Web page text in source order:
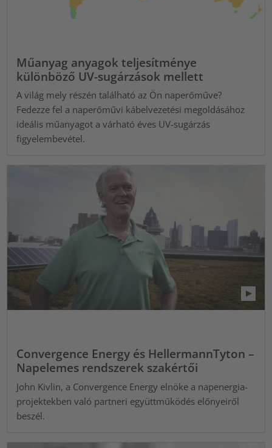
Műanyag anyagok teljesítménye
különböző UV-sugárzások mellett
A világ mely részén található az Ön naperőműve?
Fedezze fel a naperőművi kábelvezetési megoldásához
ideális műanyagot a várható éves UV-sugárzás
figyelembevétel.
Convergence Energy és HellermannTyton –
Napelemes rendszerek szakértői
John Kivlin, a Convergence Energy elnöke a napenergia-
projektekben való partneri együttműködés előnyeiről
beszél.